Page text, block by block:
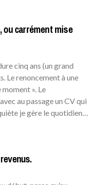
ou carrément mise
cinq ans (un grand
Le renoncement à une
moment ». Le
au passage un CV qui
je gère le quotidien…